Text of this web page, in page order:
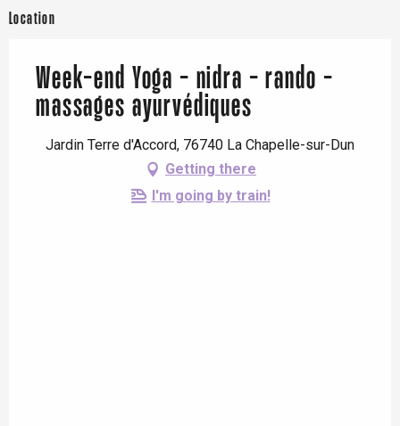
Location
Week-end Yoga - nidra - rando -
massages ayurvédiques
Jardin Terre d'Accord, 76740 La Chapelle-sur-Dun
Getting there
I'm going by train!